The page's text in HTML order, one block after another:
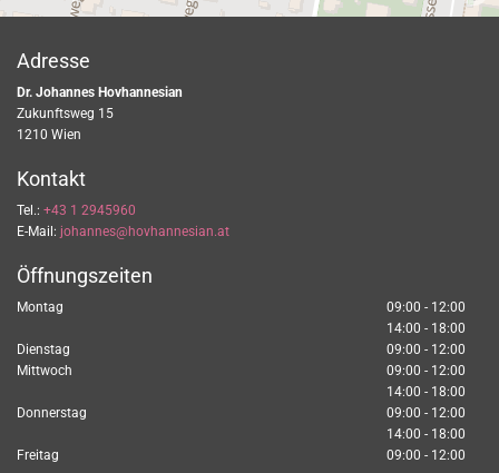
Adresse
Dr. Johannes Hovhannesian
Zukunftsweg 15
1210 Wien
Kontakt
Tel.: +43 1 2945960
E-Mail: johannes@hovhannesian.at
Öffnungszeiten
Montag
09:00 - 12:00
14:00 - 18:00
Dienstag
09:00 - 12:00
Mittwoch
09:00 - 12:00
14:00 - 18:00
Donnerstag
09:00 - 12:00
14:00 - 18:00
Freitag
09:00 - 12:00